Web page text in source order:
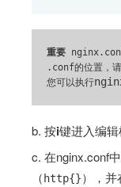
重要
.conf的位置，
您可以执行
b. 按i键进入编辑
c. 在nginx.conf
（ http{}），